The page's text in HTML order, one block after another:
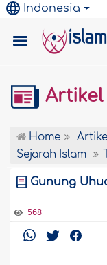
Indonesia
Artikel
Home
Sejarah Islam
Gunung
568